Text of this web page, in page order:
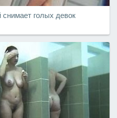
голых девок